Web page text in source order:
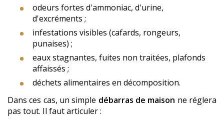
odeurs fortes d'ammoniac, d'urine,
d'excréments ;
infestations visibles (cafards, rongeurs,
punaises) ;
eaux stagnantes, fuites non traitées, plafonds
affaissés ;
déchets alimentaires en décomposition.
Dans ces cas, un simple débarras de maison ne réglera
pas tout. Il faut articuler :